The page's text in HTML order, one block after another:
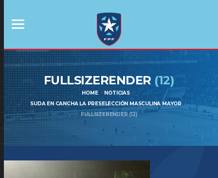
FULLSIZERENDER (12)
HOME
NOTICIAS
SUDA EN CANCHA LA PRESELECCIÓN MASCULINA MAYOR
FULLSIZERENDER (12)